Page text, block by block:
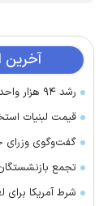
آخرین
رشد ۹۴ هزار واحدی شاخص بورس
قیمت لبنیات
گفت‌وگوی وزرای
تجمع
شرط آمریکا برای